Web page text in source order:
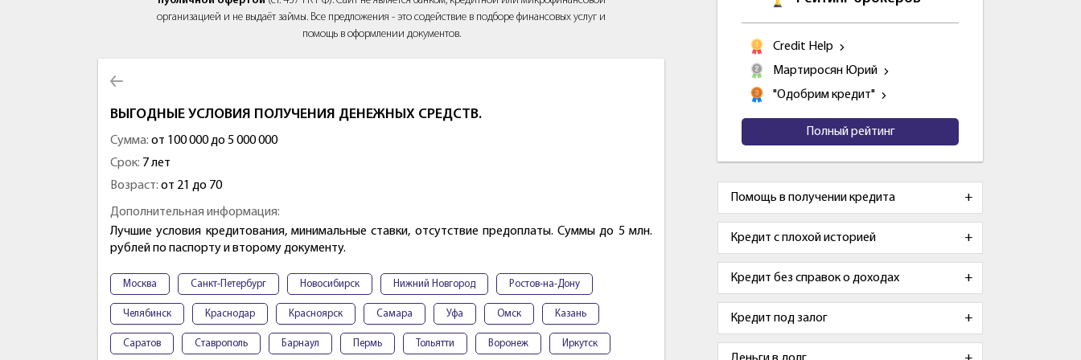
организацией и не выдаёт займы. Все предложения - это содействие в подборе финансовых услуг и
помощь в оформлении документов.
ВЫГОДНЫЕ УСЛОВИЯ ПОЛУЧЕНИЯ ДЕНЕЖНЫХ СРЕДСТВ.
Сумма: от 100 000 до 5 000 000
Срок: 7 лет
Возраст: от 21 до 70
Дополнительная информация:
Лучшие условия кредитования, минимальные ставки, отсутствие предоплаты. Суммы до 5 млн.
рублей по паспорту и второму документу.
Москва Санкт-Петербург Новосибирск Нижний Новгород Ростов-на-Дону
Челябинск Краснодар Красноярск Самара Уфа Омск Казань
Саратов Ставрополь Барнаул Пермь Тольятти Воронеж Иркутск
Credit Help
Мартиросян Юрий
"Одобрим кредит"
Полный рейтинг
Помощь в получении кредита
Кредит с плохой историей
Кредит без справок о доходах
Кредит под залог